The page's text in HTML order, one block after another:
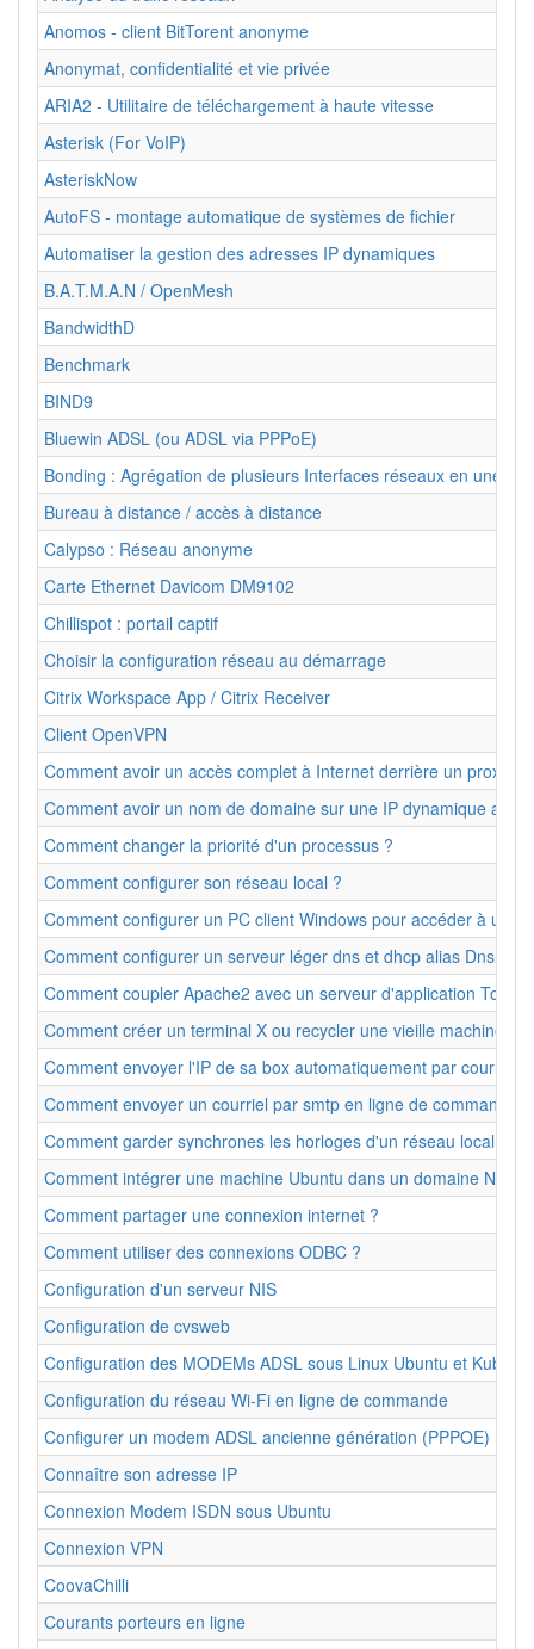
Anomos - client BitTorent anonyme
Anonymat, confidentialité et vie privée
ARIA2 - Utilitaire de téléchargement à haute vitesse
Asterisk (For VoIP)
AsteriskNow
AutoFS - montage automatique de systèmes de fichier
Automatiser la gestion des adresses IP dynamiques
B.A.T.M.A.N / OpenMesh
BandwidthD
Benchmark
BIND9
Bluewin ADSL (ou ADSL via PPPoE)
Bonding : Agrégation de plusieurs Interfaces réseaux en une
Bureau à distance / accès à distance
Calypso : Réseau anonyme
Carte Ethernet Davicom DM9102
Chillispot : portail captif
Choisir la configuration réseau au démarrage
Citrix Workspace App / Citrix Receiver
Client OpenVPN
Comment avoir un accès complet à Internet derrière un proxy ?
Comment avoir un nom de domaine sur une IP dynamique avec
Comment changer la priorité d'un processus ?
Comment configurer son réseau local ?
Comment configurer un PC client Windows pour accéder à un
Comment configurer un serveur léger dns et dhcp alias
Comment coupler Apache2 avec un serveur d'application
Comment créer un terminal X ou recycler une vieille machine ?
Comment envoyer l'IP de sa box automatiquement par courriel
Comment envoyer un courriel par smtp en ligne de commande
Comment garder synchrones les horloges d'un réseau local
Comment intégrer une machine Ubuntu dans un domaine NT
Comment partager une connexion internet ?
Comment utiliser des connexions ODBC ?
Configuration d'un serveur NIS
Configuration de cvsweb
Configuration des MODEMs ADSL sous Linux Ubuntu et Kubuntu
Configuration du réseau Wi-Fi en ligne de commande
Configurer un modem ADSL ancienne génération (PPPOE)
Connaître son adresse IP
Connexion Modem ISDN sous Ubuntu
Connexion VPN
CoovaChilli
Courants porteurs en ligne